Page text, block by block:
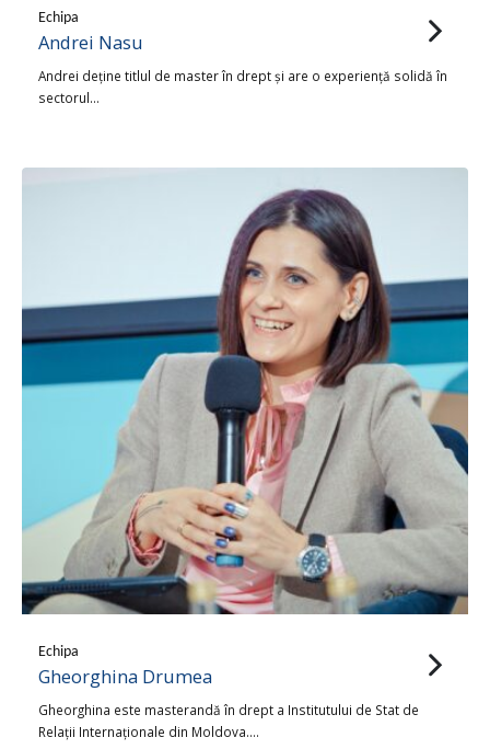
Echipa
Andrei Nasu
Andrei deține titlul de master în drept și are o experiență solidă în
sectorul…
Echipa
Gheorghina Drumea
Gheorghina este masterandă în drept a Institutului de Stat de
Relații Internaționale din Moldova….